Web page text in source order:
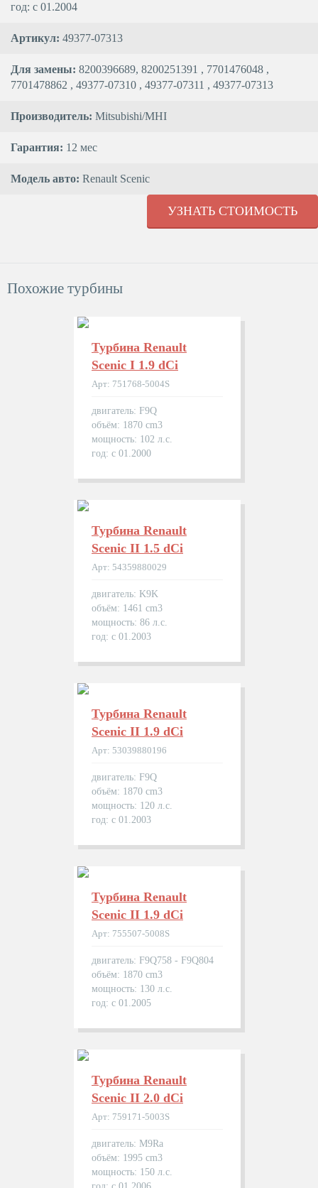
год: с 01.2004
Артикул: 49377-07313
Для замены: 8200396689, 8200251391 , 7701476048 ,
7701478862 , 49377-07310 , 49377-07311 , 49377-07313
Производитель: Mitsubishi/MHI
Гарантия: 12 мес
Модель авто: Renault Scenic
УЗНАТЬ СТОИМОСТЬ
Похожие турбины
Турбина Renault
Scenic I 1.9 dCi
Арт: 751768-5004S
двигатель: F9Q
объём: 1870 cm3
мощность: 102 л.с.
год: с 01.2000
Турбина Renault
Scenic II 1.5 dCi
Арт: 54359880029
двигатель: K9K
объём: 1461 cm3
мощность: 86 л.с.
год: с 01.2003
Турбина Renault
Scenic II 1.9 dCi
Арт: 53039880196
двигатель: F9Q
объём: 1870 cm3
мощность: 120 л.с.
год: с 01.2003
Турбина Renault
Scenic II 1.9 dCi
Арт: 755507-5008S
двигатель: F9Q758 - F9Q804
объём: 1870 cm3
мощность: 130 л.с.
год: с 01.2005
Турбина Renault
Scenic II 2.0 dCi
Арт: 759171-5003S
двигатель: M9Ra
объём: 1995 cm3
мощность: 150 л.с.